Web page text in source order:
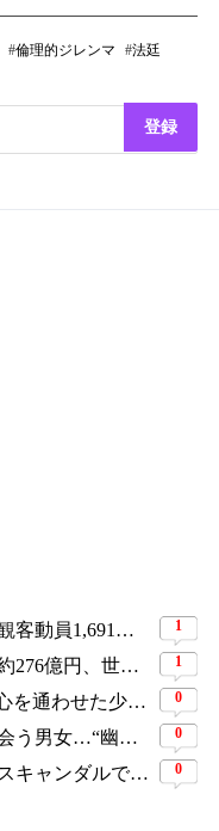
倫理的ジレンマ
法廷
登録
「盗作映画」の烙印を押された観客動員1,691万人の大ヒット作、裁判所の判断ですべてが覆った 1
死んでも、また戦場へ…製作費約276億円、世界興収584億円のSF大作『オール・ユー・ニード・イズ・キル』がついに配信 1
『ゴジラvsコング』でコングと心を通わせた少女役、わずか18歳で突然の死…父が事故を起こした19歳少年に伝えた言葉 0
遺体が埋まった場所でなぜか出会う男女…“幽霊の証言”で事件を解く『恋は命がけ』がNetflix世界2位 0
頭を寄せ合い、髪の匂いまで…スキャンダルで揺れた人気俳優、ベトナム女性歌手との親密動画が公開 0